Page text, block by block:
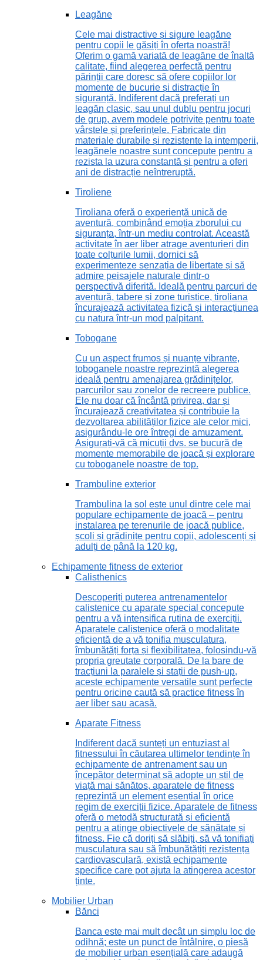
Leagăne
Cele mai distractive și sigure leagăne
pentru copii le găsiți în oferta noastră!
Oferim o gamă variată de leagăne de înaltă
calitate, fiind alegerea perfectă pentru
părinții care doresc să ofere copiilor lor
momente de bucurie și distracție în
siguranță. Indiferent dacă preferați un
leagăn clasic, sau unul dublu pentru jocuri
de grup, avem modele potrivite pentru toate
vârstele și preferințele. Fabricate din
materiale durabile și rezistente la intemperii,
leagănele noastre sunt concepute pentru a
rezista la uzura constantă și pentru a oferi
ani de distracție neîntreruptă.
Tiroliene
Tiroliana oferă o experiență unică de
aventură, combinând emoția zborului cu
siguranța, într-un mediu controlat. Această
activitate în aer liber atrage aventurieri din
toate colțurile lumii, dornici să
experimenteze senzația de libertate și să
admire peisajele naturale dintr-o
perspectivă diferită. Ideală pentru parcuri de
aventură, tabere și zone turistice, tiroliana
încurajează activitatea fizică și interacțiunea
cu natura într-un mod palpitant.
Tobogane
Cu un aspect frumos și nuanțe vibrante,
toboganele noastre reprezintă alegerea
ideală pentru amenajarea grădinițelor,
parcurilor sau zonelor de recreere publice.
Ele nu doar că încântă privirea, dar și
încurajează creativitatea și contribuie la
dezvoltarea abilităților fizice ale celor mici,
asigurându-le ore întregi de amuzament.
Asigurați-vă că micuții dvs. se bucură de
momente memorabile de joacă și explorare
cu toboganele noastre de top.
Trambuline exterior
Trambulina la sol este unul dintre cele mai
populare echipamente de joacă – pentru
instalarea pe terenurile de joacă publice,
școli și grădinițe pentru copii, adolescenți și
adulți de până la 120 kg.
Echipamente fitness de exterior
Calisthenics
Descoperiți puterea antrenamentelor
calistenice cu aparate special concepute
pentru a vă intensifica rutina de exerciții.
Aparatele calistenice oferă o modalitate
eficientă de a vă tonifia musculatura,
îmbunătăți forța și flexibilitatea, folosindu-vă
propria greutate corporală. De la bare de
tracțiuni la paralele și stații de push-up,
aceste echipamente versatile sunt perfecte
pentru oricine caută să practice fitness în
aer liber sau acasă.
Aparate Fitness
Indiferent dacă sunteți un entuziast al
fitnessului în căutarea ultimelor tendințe în
echipamente de antrenament sau un
începător determinat să adopte un stil de
viață mai sănătos, aparatele de fitness
reprezintă un element esențial în orice
regim de exerciții fizice. Aparatele de fitness
oferă o metodă structurată și eficientă
pentru a atinge obiectivele de sănătate și
fitness. Fie că doriți să slăbiți, să vă tonifiați
musculatura sau să îmbunătățiți rezistența
cardiovasculară, există echipamente
specifice care pot ajuta la atingerea acestor
ținte.
Mobilier Urban
Bănci
Banca este mai mult decât un simplu loc de
odihnă; este un punct de întâlnire, o piesă
de mobilier urban esențială care adaugă